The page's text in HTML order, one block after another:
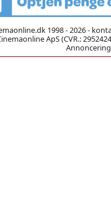
1998 - 2026 -
ApS (CVR.: